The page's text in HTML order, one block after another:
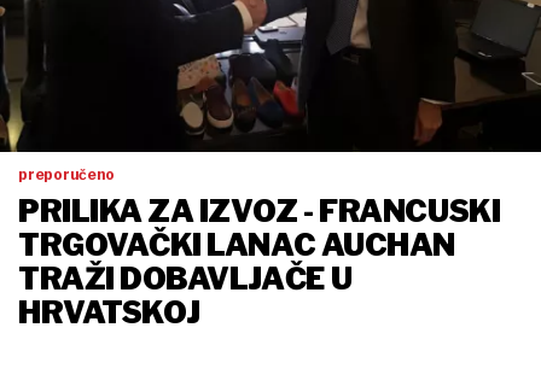
preporučeno
PRILIKA ZA IZVOZ - FRANCUSKI
TRGOVAČKI LANAC AUCHAN
TRAŽI DOBAVLJAČE U
HRVATSKOJ